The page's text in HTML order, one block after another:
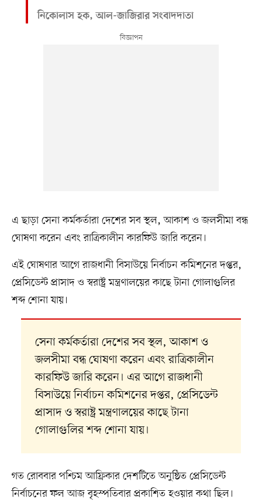
নিকোলাস হক, আল-জাজিরার সংবাদদাতা
এ ছাড়া সেনা কর্মকর্তারা দেশের সব স্থল, আকাশ ও জলসীমা বন্ধ
ঘোষণা করেন এবং রাত্রিকালীন কারফিউ জারি করেন।
এই ঘোষণার আগে রাজধানী বিসাউয়ে নির্বাচন কমিশনের দপ্তর,
প্রেসিডেন্ট প্রাসাদ ও স্বরাষ্ট্র মন্ত্রণালয়ের কাছে টানা গোলাগুলির
শব্দ শোনা যায়।
সেনা কর্মকর্তারা দেশের সব স্থল, আকাশ ও
জলসীমা বন্ধ ঘোষণা করেন এবং রাত্রিকালীন
কারফিউ জারি করেন। এর আগে রাজধানী
বিসাউয়ে নির্বাচন কমিশনের দপ্তর, প্রেসিডেন্ট
প্রাসাদ ও স্বরাষ্ট্র মন্ত্রণালয়ের কাছে টানা
গোলাগুলির শব্দ শোনা যায়।
গত রোববার পশ্চিম আফ্রিকার দেশটিতে অনুষ্ঠিত প্রেসিডেন্ট
নির্বাচনের ফল আজ বৃহস্পতিবার প্রকাশিত হওয়ার কথা ছিল।